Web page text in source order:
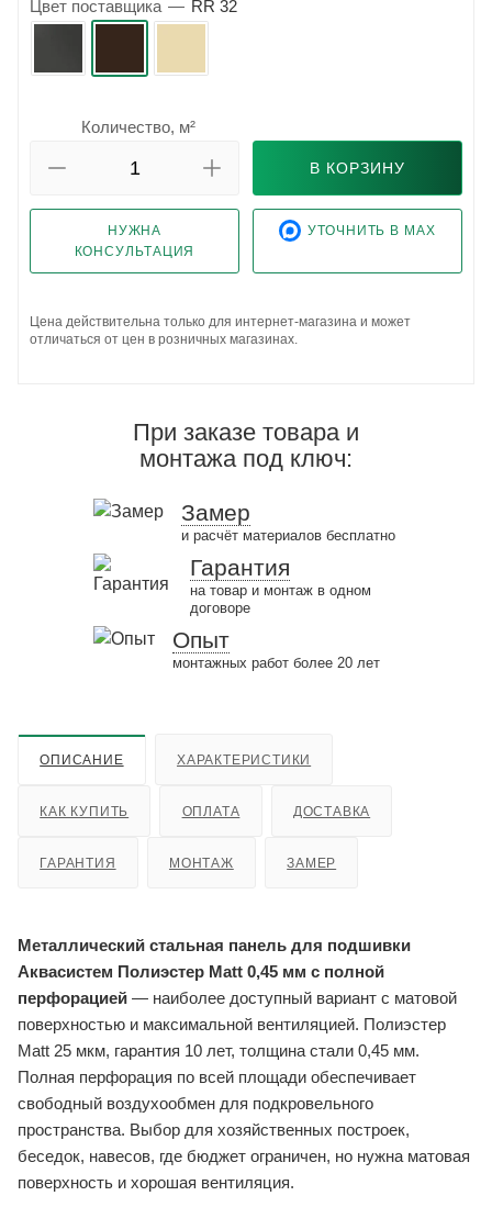
Цвет поставщика — RR 32
Количество, м²
В КОРЗИНУ
НУЖНА
КОНСУЛЬТАЦИЯ
УТОЧНИТЬ В MAX
Цена действительна только для интернет-магазина и может
отличаться от цен в розничных магазинах.
При заказе товара и
монтажа под ключ:
Замер
и расчёт материалов бесплатно
Гарантия
на товар и монтаж в одном
договоре
Опыт
монтажных работ более 20 лет
ОПИСАНИЕ ХАРАКТЕРИСТИКИ
КАК КУПИТЬ ОПЛАТА ДОСТАВКА
ГАРАНТИЯ МОНТАЖ ЗАМЕР
Металлический стальная панель для подшивки
Аквасистем Полиэстер Matt 0,45 мм с полной
перфорацией — наиболее доступный вариант с матовой
поверхностью и максимальной вентиляцией. Полиэстер
Matt 25 мкм, гарантия 10 лет, толщина стали 0,45 мм.
Полная перфорация по всей площади обеспечивает
свободный воздухообмен для подкровельного
пространства. Выбор для хозяйственных построек,
беседок, навесов, где бюджет ограничен, но нужна матовая
поверхность и хорошая вентиляция.